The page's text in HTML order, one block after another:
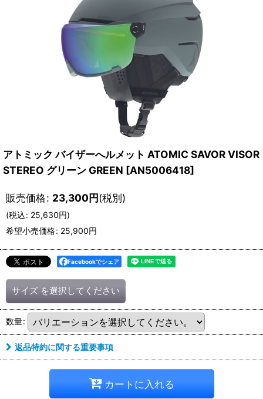
アトミック バイザーへルメット ATOMIC SAVOR VISOR
STEREO グリーン GREEN [AN5006418]
販売価格: 23,300円(税別)
(税込: 25,630円)
希望小売価格: 25,900円
Facebookでシェア
サイズ を選択してください
数量:
返品特約に関する重要事項
カートに入れる